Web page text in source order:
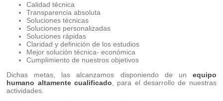
Calidad técnica
Transparencia absoluta
Soluciones técnicas
Soluciones personalizadas
Soluciones rápidas
Claridad y definición de los estudios
Mejor solución técnica- económica
Cumplimiento de nuestros objetivos
Dichas metas, las alcanzamos disponiendo de un equipo
humano altamente cualificado , para el desarrollo de nuestras
actividades.